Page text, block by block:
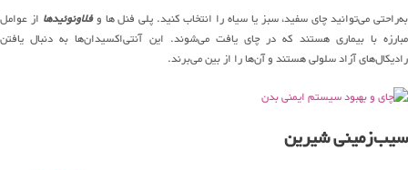
به‌راحتی می‌توانید چای سفید، سبز یا سیاه را انتخاب کنید. پلی فنل ها وفلاونوئیدها از عوامل
مبارزه با بیماری هستند که در چای یافت می‌شوند. این آنتی‌اکسیدان‌ها به دنبال یافتن
رادیکال‌های آزاد سلولی هستند و آن‌ها را از بین می‌برند.
سیب‌زمینی شیرین